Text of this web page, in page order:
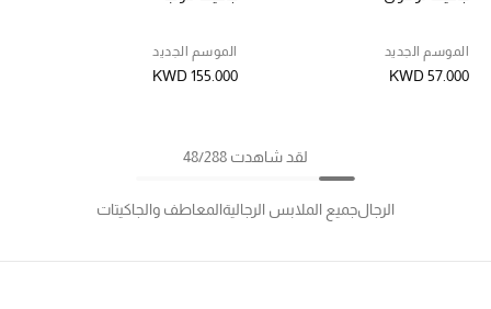
الموسم الجديد
KWD 57.000
الموسم الجديد
KWD 155.000
لقد شاهدت 48/288
الرجالجميع الملابس الرجاليةالمعاطف والجاكيتات